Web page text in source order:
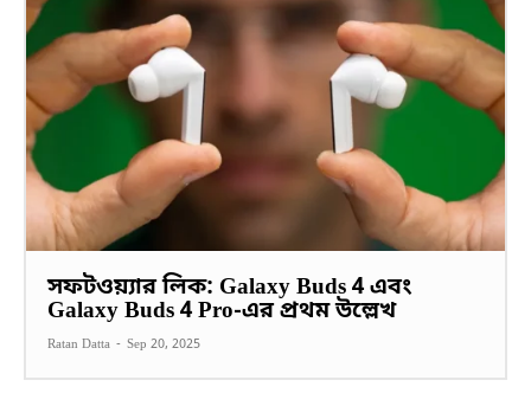
সফটওয়্যার লিক: Galaxy Buds 4 এবং
Galaxy Buds 4 Pro-এর প্রথম উল্লেখ
Ratan Datta - Sep 20, 2025